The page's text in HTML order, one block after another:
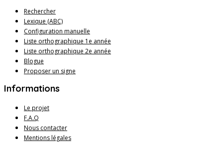
Rechercher
Lexique (ABC)
Configuration manuelle
Liste orthographique 1e année
Liste orthographique 2e année
Blogue
Proposer un signe
Informations
Le projet
F.A.Q
Nous contacter
Mentions légales